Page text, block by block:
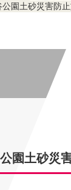
園土砂災害防
園土砂災